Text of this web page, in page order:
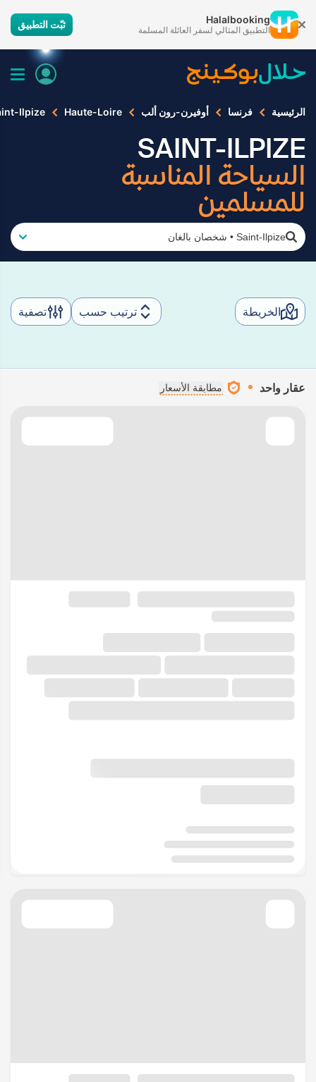
Halalbooking
التطبيق المثالي لسفر العائلة المسلمة ثبّت التطبيق
الرئيسية فرنسا أوفيرن-رون ألب Haute-Loire
Ilpize
SAINT-ILPIZE
السياحة المناسبة
للمسلمين
Saint-Ilpize
• شخصان بالغان
الخريطة ترتيب حسب تصفية
عقار واحد مطابقة الأسعار